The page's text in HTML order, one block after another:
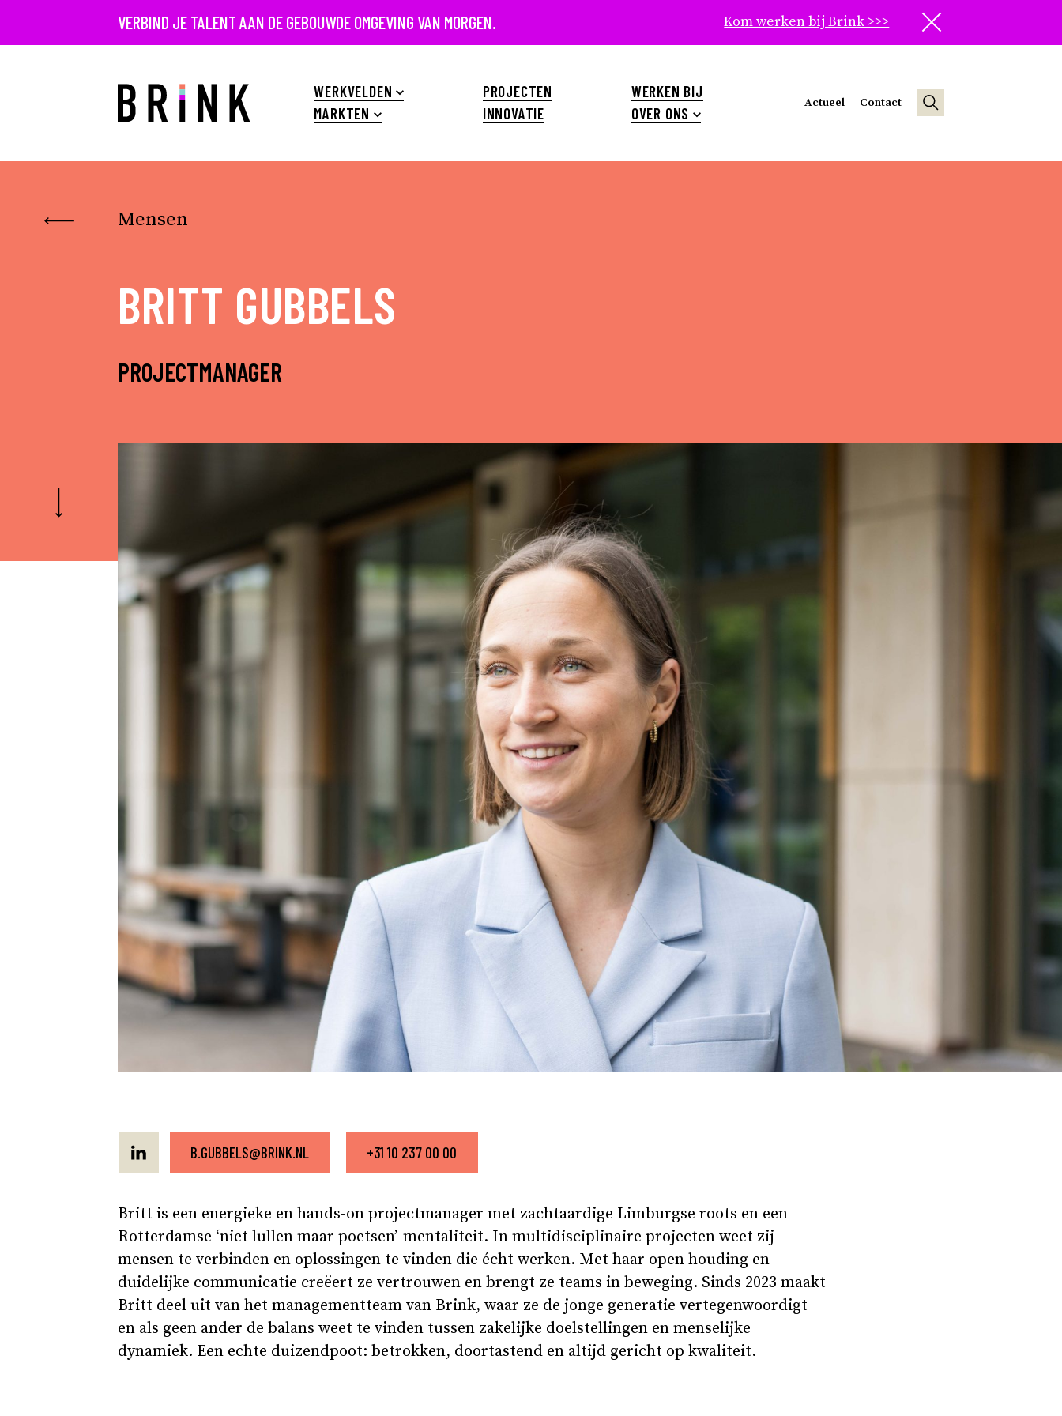
VERBIND JE TALENT AAN DE GEBOUWDE OMGEVING VAN MORGEN. Kom werken bij Brink >>> Sluit
WERKVELDEN
MARKTEN
PROJECTEN
INNOVATIE
WERKEN BIJ
OVER ONS
Actueel Contact
Mensen
BRITT GUBBELS
PROJECTMANAGER
B.GUBBELS@BRINK.NL +31 10 237 00 00
Britt is een energieke en hands-on projectmanager met zachtaardige Limburgse roots en een
Rotterdamse ‘niet lullen maar poetsen’-mentaliteit. In multidisciplinaire projecten weet zij
mensen te verbinden en oplossingen te vinden die écht werken. Met haar open houding en
duidelijke communicatie creëert ze vertrouwen en brengt ze teams in beweging. Sinds 2023 maakt
Britt deel uit van het managementteam van Brink, waar ze de jonge generatie vertegenwoordigt
en als geen ander de balans weet te vinden tussen zakelijke doelstellingen en menselijke
dynamiek. Een echte duizendpoot: betrokken, doortastend en altijd gericht op kwaliteit.